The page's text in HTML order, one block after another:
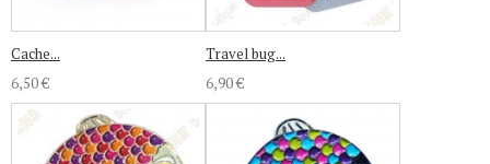
Cache...
6,50 €
Travel bug...
6,90 €